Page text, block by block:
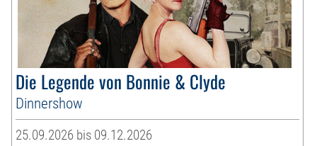
Die Legende von Bonnie & Clyde
Dinnershow
25.09.2026 bis 09.12.2026